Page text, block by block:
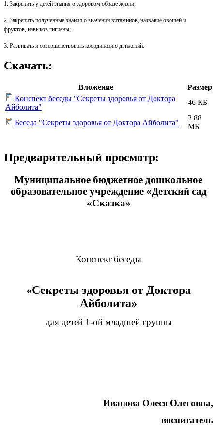
1. Закрепить у детей знания о здоровом образе жизни;
2. Закрепить полученные знания о значении витаминов, название овощей и
фруктов, навыков гигиены;
3. Развивать и совершенствовать координацию движений.
Скачать:
Вложение
Размер
Конспект беседы "Секреты здоровья от Доктора
Айболита"
46 КБ
Беседа "Секреты здоровья от Доктора Айболита"
2.88
МБ
Предварительный просмотр:
Муниципальное бюджетное дошкольное
образовательное учреждение «Детский сад
«Сказка»
Конспектбеседы
«Секреты здоровья от Доктора
Айболита»
для детей 1-ой младшей группы
Иванова Олеся Олеговна,
воспитатель